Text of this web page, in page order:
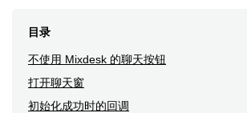
目录
不使用 Mixdesk 的聊天按钮
打开聊天窗
初始化成功时的回调